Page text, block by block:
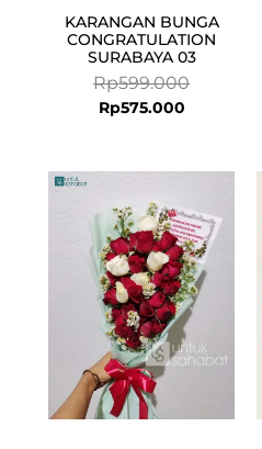
KARANGAN BUNGA
CONGRATULATION
SURABAYA 03
Rp599.000
Rp575.000